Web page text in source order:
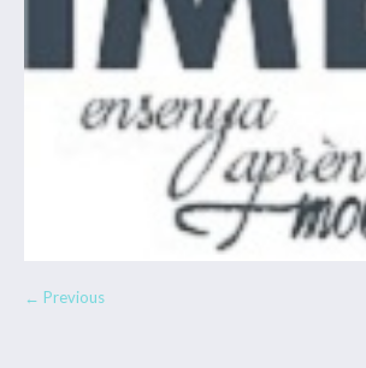
← Previous